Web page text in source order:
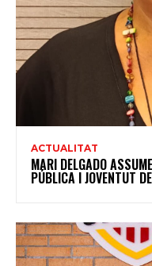
ACTUALITAT
MARI DELGADO
PÚBLICA I JOVENTUT